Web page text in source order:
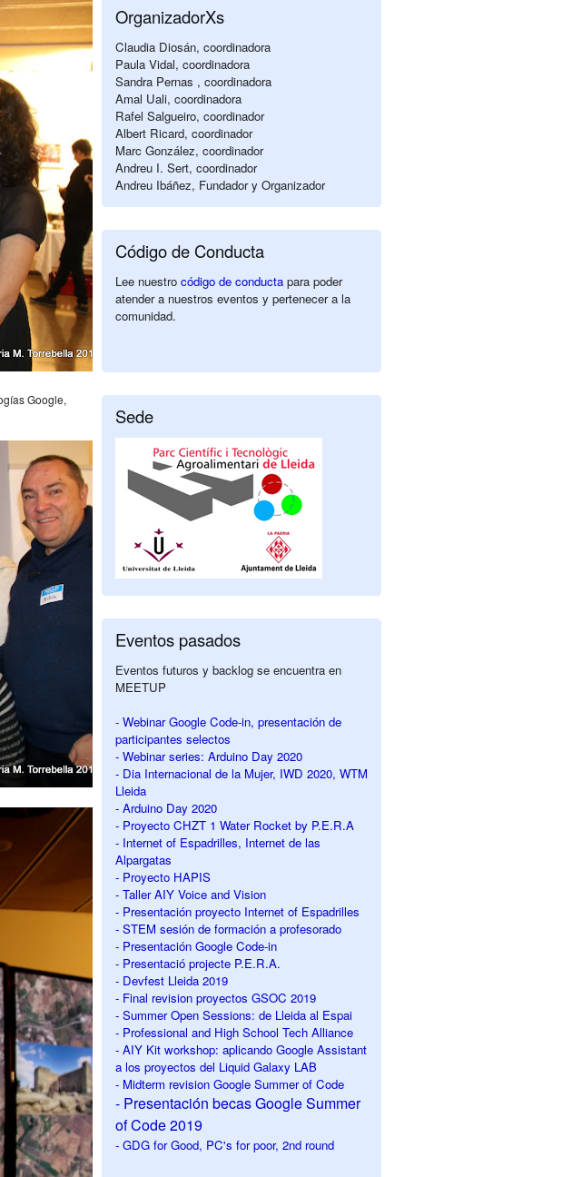
Google,
OrganizadorXs
Claudia Diosán, coordinadora
Paula Vidal, coordinadora
Sandra Pernas , coordinadora
Amal Uali, coordinadora
Rafel Salgueiro, coordinador
Albert Ricard, coordinador
Marc González, coordinador
Andreu I. Sert, coordinador
Andreu Ibáñez, Fundador y Organizador
Código de Conducta
Lee nuestro código de conducta para poder
atender a nuestros eventos y pertenecer a la
comunidad.
Sede
Eventos pasados
Eventos futuros y backlog se encuentra en
MEETUP
- Webinar Google Code-in, presentación de
participantes selectos
- Webinar series: Arduino Day 2020
- Dia Internacional de la Mujer, IWD 2020, WTM
Lleida
- Arduino Day 2020
- Proyecto CHZT 1 Water Rocket by P.E.R.A
- Internet of Espadrilles, Internet de las
Alpargatas
- Proyecto HAPIS
- Taller AIY Voice and Vision
- Presentación proyecto Internet of Espadrilles
- STEM sesión de formación a profesorado
- Presentación Google Code-in
- Presentació projecte P.E.R.A.
- Devfest Lleida 2019
- Final revision proyectos GSOC 2019
- Summer Open Sessions: de Lleida al Espai
- Professional and High School Tech Alliance
- AIY Kit workshop: aplicando Google Assistant
a los proyectos del Liquid Galaxy LAB
- Midterm revision Google Summer of Code
- Presentación becas Google Summer
of Code 2019
- GDG for Good, PC's for poor, 2nd round